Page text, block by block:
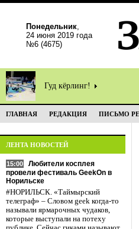
Понедельник,
24 июня 2019 года
№6 (4675)
Гуд кёрлинг!
ГЛАВНАЯ РЕДАКЦИЯ ПИСЬМО
ЛЕНТА НОВОСТЕЙ
15:00
Любители косплея
провели фестиваль GeekOn в
Норильске
#НОРИЛЬСК. «Таймырский
телеграф» – Словом geek когда-то
называли ярмарочных чудаков,
которые выступали на потеху